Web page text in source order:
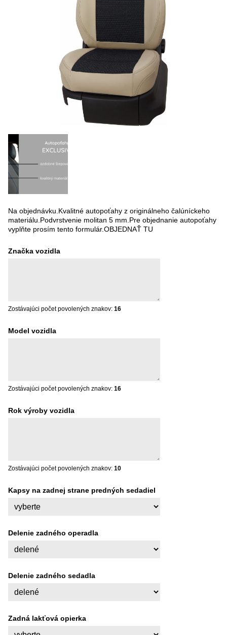
Na objednávku.Kvalitné autopoťahy z originálneho čalúníckeho
materiálu.Podvrstvenie molitan 5 mm.Pre objednanie autopoťahy
vyplňte prosím tento formulár.OBJEDNAŤ TU
Značka vozidla
Zostávajúci počet povolených znakov: 16
Model vozidla
Zostávajúci počet povolených znakov: 16
Rok výroby vozidla
Zostávajúci počet povolených znakov: 10
Kapsy na zadnej strane predných sedadiel
Delenie zadného operadla
Delenie zadného sedadla
Zadná lakťová opierka